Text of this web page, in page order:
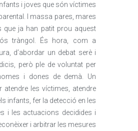
i joves que són víctimes
I massa pares, mares
que ja han patit prou aquest
tràngol. És hora, com a
d’abordar un debat serè i
però ple de voluntat per
i dones de demà. Un
atendre les víctimes, atendre
infants, fer la detecció en les
i les actuacions decidides i
i arbitrar les mesures